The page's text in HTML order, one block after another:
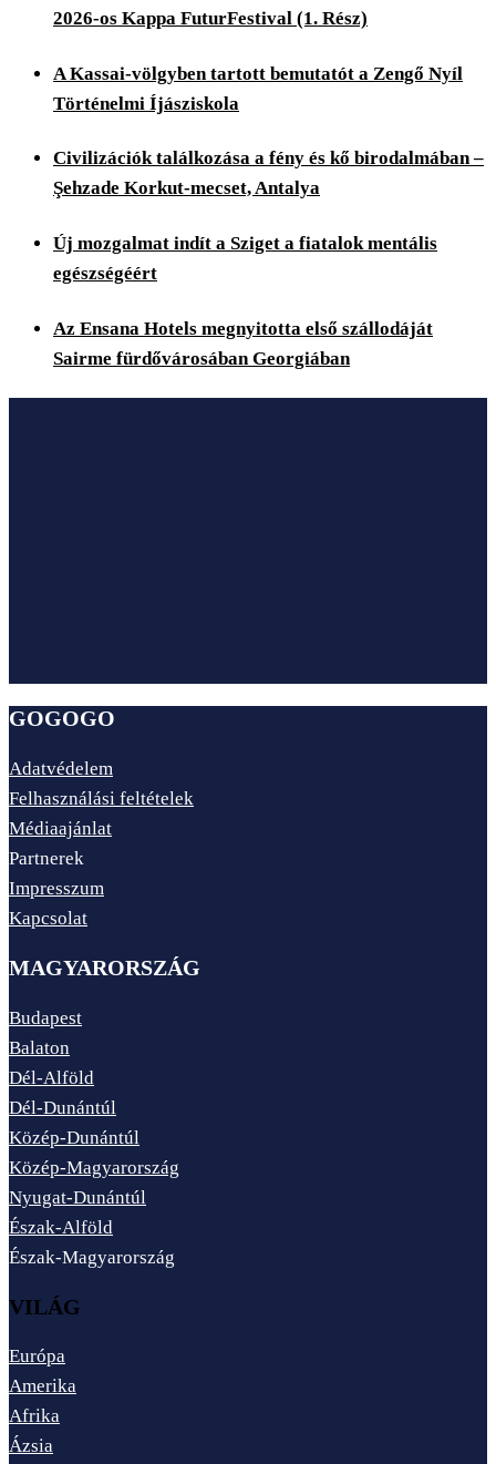
2026-os Kappa FuturFestival (1. Rész)
A Kassai-völgyben tartott bemutatót a Zengő Nyíl
Történelmi Íjásziskola
Civilizációk találkozása a fény és kő birodalmában –
Şehzade Korkut-mecset, Antalya
Új mozgalmat indít a Sziget a fiatalok mentális
egészségéért
Az Ensana Hotels megnyitotta első szállodáját
Sairme fürdővárosában Georgiában
GOGOGO
Adatvédelem
Felhasználási feltételek
Médiaajánlat
Partnerek
Impresszum
Kapcsolat
MAGYARORSZÁG
Budapest
Balaton
Dél-Alföld
Dél-Dunántúl
Közép-Dunántúl
Közép-Magyarország
Nyugat-Dunántúl
Észak-Alföld
Észak-Magyarország
VILÁG
Európa
Amerika
Afrika
Ázsia